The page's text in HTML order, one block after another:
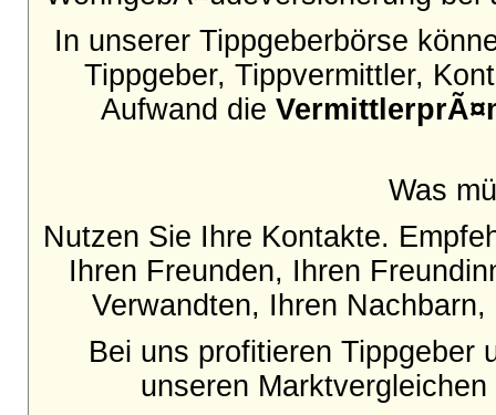
In unserer Tippgeberbörse
Tippgeber, Tippvermittler,
Aufwand die
Was
Nutzen Sie Ihre Kontakte.
Ihren Freunden, Ihren
Verwandten, Ihren
Bei uns profitieren Tippgeber
unseren